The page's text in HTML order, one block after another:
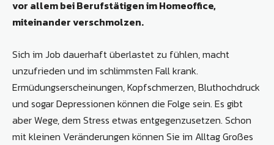
vor allem bei Berufstätigen im Homeoffice,
miteinander verschmolzen.
Sich im Job dauerhaft überlastet zu fühlen, macht
unzufrieden und im schlimmsten Fall krank.
Ermüdungserscheinungen, Kopfschmerzen, Bluthochdruck
und sogar Depressionen können die Folge sein. Es gibt
aber Wege, dem Stress etwas entgegenzusetzen. Schon
mit kleinen Veränderungen können Sie im Alltag Großes